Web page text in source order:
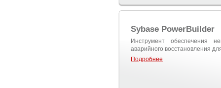
Sybase PowerBuilder
Инструмент обеспечения
аварийного восстановления
Подробнее